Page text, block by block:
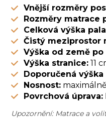
Vnější rozměry
Rozměry matrace
Celková výška
Čistý meziprostor
Výška od země
Výška stranice: 11
Doporučená
Nosnost:
Povrchová úprava:
Upozornění: Matrace a